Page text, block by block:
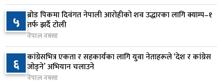
९ राप्रपाको निर्णय: बागमती प्रदेश सरकारमा सहभागी नहुने
१४ घण्टा अघि
१०
२५० रुपैयाँको सामान किन्दा कञ्चनपुरका उपभोक्ताले
जिते १० लाख
१५ घण्टा अघि
५ ब्रोड पिकमा दिवंगत नेपाली आरोहीको शव उद्धारका लागि क्याम्प–१
तर्फ झर्दै टोली
नेपाल नक्सा
६ कांग्रेसभित्र एकता र सहकार्यका लागि युवा नेताहरूले ‘देश र कांग्रेस
जोड्ने’ अभियान चलाउने
नेपाल नक्सा